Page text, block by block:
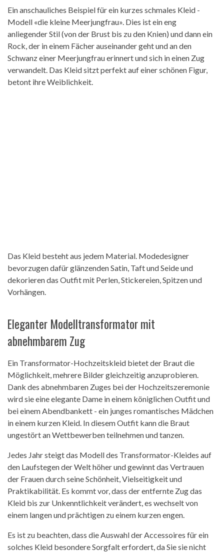
Ein anschauliches Beispiel für ein kurzes schmales Kleid -
Modell «die kleine Meerjungfrau». Dies ist ein eng
anliegender Stil (von der Brust bis zu den Knien) und dann ein
Rock, der in einem Fächer auseinander geht und an den
Schwanz einer Meerjungfrau erinnert und sich in einen Zug
verwandelt. Das Kleid sitzt perfekt auf einer schönen Figur,
betont ihre Weiblichkeit.
Das Kleid besteht aus jedem Material. Modedesigner
bevorzugen dafür glänzenden Satin, Taft und Seide und
dekorieren das Outfit mit Perlen, Stickereien, Spitzen und
Vorhängen.
Eleganter Modelltransformator mit
abnehmbarem Zug
Ein Transformator-Hochzeitskleid bietet der Braut die
Möglichkeit, mehrere Bilder gleichzeitig anzuprobieren.
Dank des abnehmbaren Zuges bei der Hochzeitszeremonie
wird sie eine elegante Dame in einem königlichen Outfit und
bei einem Abendbankett - ein junges romantisches Mädchen
in einem kurzen Kleid. In diesem Outfit kann die Braut
ungestört an Wettbewerben teilnehmen und tanzen.
Jedes Jahr steigt das Modell des Transformator-Kleides auf
den Laufstegen der Welt höher und gewinnt das Vertrauen
der Frauen durch seine Schönheit, Vielseitigkeit und
Praktikabilität. Es kommt vor, dass der entfernte Zug das
Kleid bis zur Unkenntlichkeit verändert, es wechselt von
einem langen und prächtigen zu einem kurzen engen.
Es ist zu beachten, dass die Auswahl der Accessoires für ein
solches Kleid besondere Sorgfalt erfordert, da Sie sie nicht